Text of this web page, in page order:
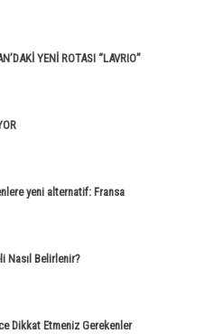
YENİ ROTASI “LAVRIO”
yeni alternatif: Fransa
Nasıl Belirlenir?
Dikkat Etmeniz Gerekenler